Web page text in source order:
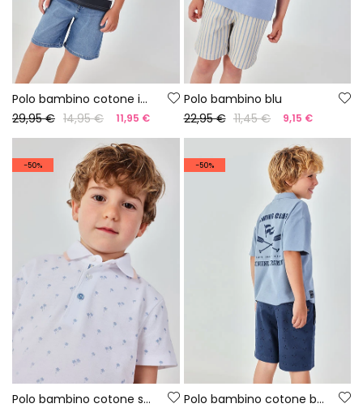
Polo bambino cotone in nero e bianco
29,95 € 14,95 € 11,95 €
Polo bambino blu
22,95 € 11,45 € 9,15 €
-50%
Polo bambino cotone stampato
-50%
Polo bambino cotone blu